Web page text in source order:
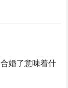
婚了意味着什